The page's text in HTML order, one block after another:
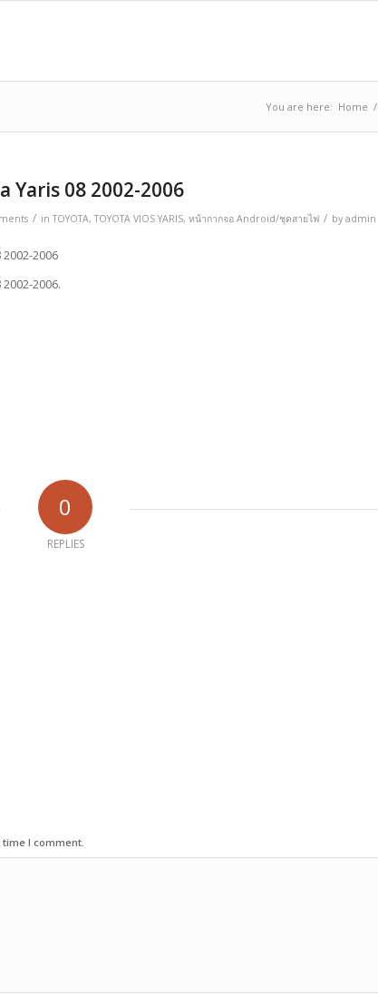
You are here: Home /
Yaris 08 2002-2006
/ inTOYOTA,TOYOTA VIOS YARIS,หน้ากากจอ Android/ชุดสายไฟ / byadmin
2006
2006.
0
REPLIES
I comment.